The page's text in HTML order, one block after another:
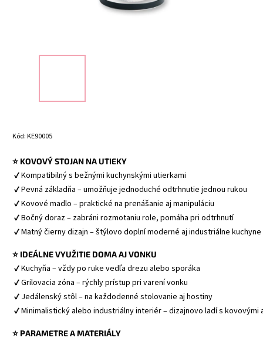
Kód:KE90005
⭐ KOVOVÝ STOJAN NA UTIEKY
✔ Kompatibilný s bežnými kuchynskými utierkami
✔ Pevná základňa – umožňuje jednoduché odtrhnutie jednou rukou
✔ Kovové madlo – praktické na prenášanie aj manipuláciu
✔ Bočný doraz – zabráni rozmotaniu role, pomáha pri odtrhnutí
✔ Matný čierny dizajn – štýlovo doplní moderné aj industriálne kuchyne
⭐ IDEÁLNE VYUŽITIE DOMA AJ VONKU
✔ Kuchyňa – vždy po ruke vedľa drezu alebo sporáka
✔ Grilovacia zóna – rýchly prístup pri varení vonku
✔ Jedálenský stôl – na každodenné stolovanie aj hostiny
✔ Minimalistický alebo industriálny interiér – dizajnovo ladí s kovovými
⭐ PARAMETRE A MATERIÁLY